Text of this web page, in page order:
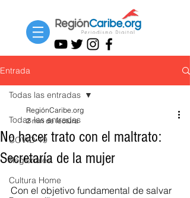
Entrada
Todas las entradas
COVID-19
Regionales
Cultura Home
Todas las entradas
No hacer trato con el maltrato:
Secretaría de la mujer
RegiónCaribe.org
2 min de lectura
Con el objetivo fundamental de salvar